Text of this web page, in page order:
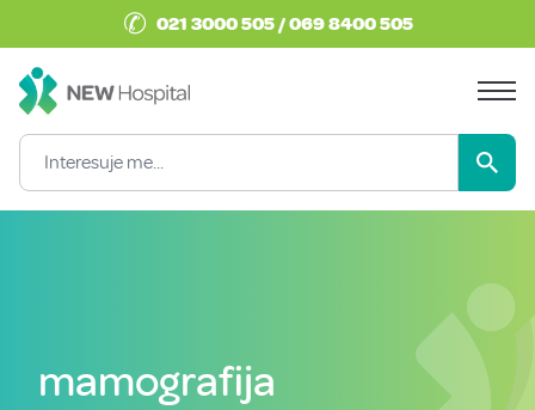
✆ 021 3000 505 / 069 8400 505
mamografija